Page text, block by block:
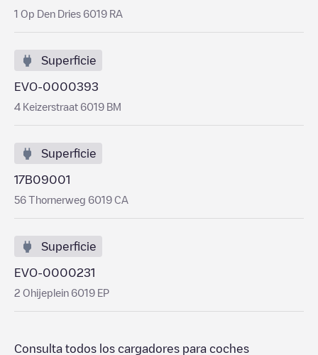
1 Op Den Dries 6019 RA
Superficie
EVO-0000393
4 Keizerstraat 6019 BM
Superficie
17B09001
56 Thornerweg 6019 CA
Superficie
EVO-0000231
2 Ohijeplein 6019 EP
Consulta todos los cargadores para coches